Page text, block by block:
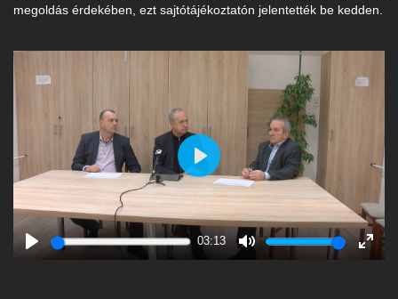
megoldás érdekében, ezt sajtótájékoztatón jelentették be kedden.
03:13
Mute
Enter
Play